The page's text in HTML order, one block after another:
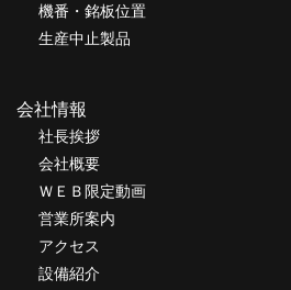
機番・銘板位置
生産中止製品
会社情報
社長挨拶
会社概要
ＷＥＢ限定動画
営業所案内
アクセス
設備紹介